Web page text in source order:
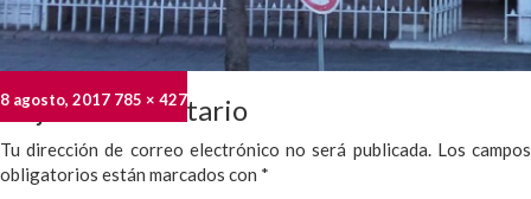
Publicado
el
8 agosto, 2017 Tamaño
completo
785 × 427
Deja un comentario
Tu dirección de correo electrónico no será publicada. Los campos
obligatorios están marcados con *